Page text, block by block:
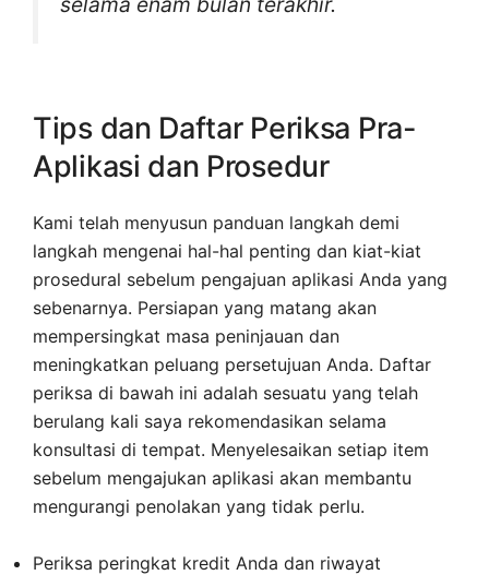
Tips dan Daftar Periksa Pra-
Aplikasi dan Prosedur
Kami telah menyusun panduan langkah demi
langkah mengenai hal-hal penting dan kiat-kiat
prosedural sebelum pengajuan aplikasi Anda yang
sebenarnya. Persiapan yang matang akan
mempersingkat masa peninjauan dan
meningkatkan peluang persetujuan Anda. Daftar
periksa di bawah ini adalah sesuatu yang telah
berulang kali saya rekomendasikan selama
konsultasi di tempat. Menyelesaikan setiap item
sebelum mengajukan aplikasi akan membantu
mengurangi penolakan yang tidak perlu.
Periksa peringkat kredit Anda dan riwayat